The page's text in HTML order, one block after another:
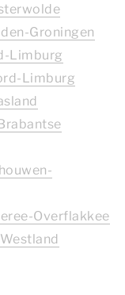
Groningen
Limburg
Limburg
Overflakkee